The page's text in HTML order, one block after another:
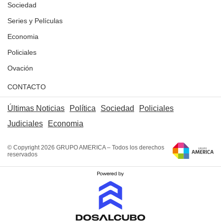
Sociedad
Series y Películas
Economia
Policiales
Ovación
CONTACTO
Últimas Noticias Política Sociedad
Policiales
Judiciales
Economia
© Copyright 2026 GRUPO AMERICA – Todos los derechos
reservados